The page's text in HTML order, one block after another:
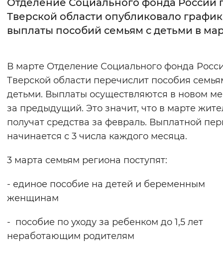
Без засечек
Интервал между буквами
Цвет сайта
Монохромный
Синий фон
Воспроизвести Остановить
Отделение Социального фонда России
Тверской области опубликовало график
выплаты пособий семьям с детьми в
В марте Отделение Социального фонда
Тверской области перечислит пособия
детьми. Выплаты осуществляются в новом
за предыдущий. Это значит, что в марте
получат средства за февраль. Выплатной
начинается с 3 числа каждого месяца.
3 марта семьям региона поступят:
- единое пособие на детей и беременным
женщинам
- пособие по уходу за ребенком до 1,5 лет
неработающим родителям